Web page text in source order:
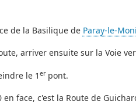
de la Basilique de Paray-le-
arriver ensuite sur la Voie
le 1 erpont.
face, c'est la Route de